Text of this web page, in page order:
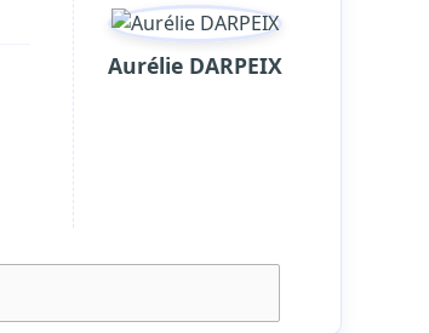
Aurélie DARPEIX